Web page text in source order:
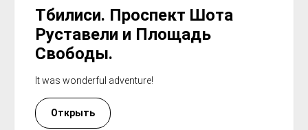
Тбилиси. Проспект Шота
Руставели и Площадь
Свободы.
It was wonderful adventure!
Открыть